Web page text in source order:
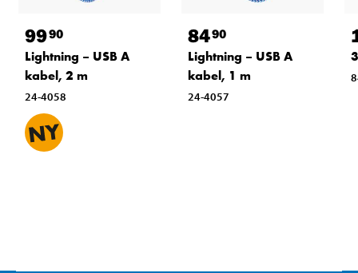
9990
Lightning – USB A
kabel, 2 m
24-4058
8490
Lightning – USB A
kabel, 1 m
24-4057